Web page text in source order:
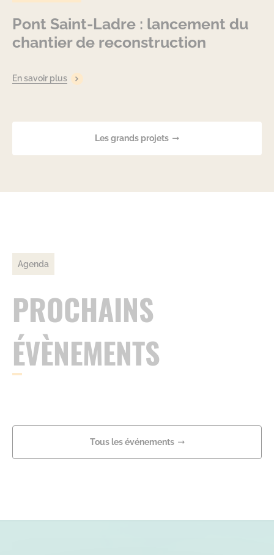
Pont Saint-Ladre : lancement du
chantier de reconstruction
En savoir plus
Les grands projets
Agenda
PROCHAINS
ÉVÈNEMENTS
Tous les événements